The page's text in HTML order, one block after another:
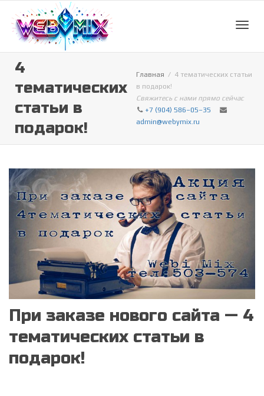
4
тематических
статьи в
подарок!
Главная
4 тематических статьи
в подарок!
Свяжитесь с нами прямо сейчас
+7 (904) 586–05–35
admin@webymix.ru
При заказе нового сайта — 4
тематических статьи в
подарок!